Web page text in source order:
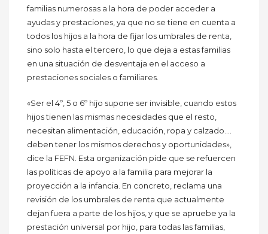
familias numerosas a la hora de poder acceder a
ayudas y prestaciones, ya que no se tiene en cuenta a
todos los hijos a la hora de fijar los umbrales de renta,
sino solo hasta el tercero, lo que deja a estas familias
en una situación de desventaja en el acceso a
prestaciones sociales o familiares.
«Ser el 4º, 5 o 6º hijo supone ser invisible, cuando estos
hijos tienen las mismas necesidades que el resto,
necesitan alimentación, educación, ropa y calzado….
deben tener los mismos derechos y oportunidades»,
dice la FEFN. Esta organización pide que se refuercen
las políticas de apoyo a la familia para mejorar la
proyección a la infancia. En concreto, reclama una
revisión de los umbrales de renta que actualmente
dejan fuera a parte de los hijos, y que se apruebe ya la
prestación universal por hijo, para todas las familias,